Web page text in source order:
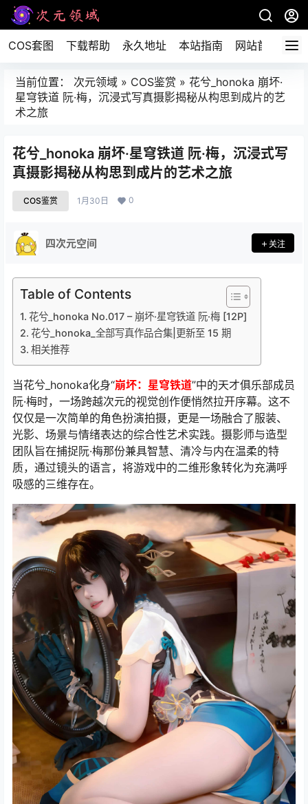
COS套图 下载帮助 永久地址 本站指南 网站首页
当前位置： 次元领域 » COS鉴赏 » 花兮_honoka 崩坏·
星穹铁道 阮·梅，沉浸式写真摄影揭秘从构思到成片的艺
术之旅
花兮_honoka 崩坏·星穹铁道 阮·梅，沉浸式写
真摄影揭秘从构思到成片的艺术之旅
COS鉴赏 1月30日 0
四次元空间 关注
Table of Contents
花兮_honoka No.017 – 崩坏·星穹铁道 阮·梅 [12P]
花兮_honoka_全部写真作品合集|更新至 15 期
相关推荐
当花兮_honoka化身“崩坏：星穹铁道”中的天才俱乐部成员
阮·梅时，一场跨越次元的视觉创作便悄然拉开序幕。这不
仅仅是一次简单的角色扮演拍摄，更是一场融合了服装、
光影、场景与情绪表达的综合性艺术实践。摄影师与造型
团队旨在捕捉阮·梅那份兼具智慧、清冷与内在温柔的特
质，通过镜头的语言，将游戏中的二维形象转化为充满呼
吸感的三维存在。